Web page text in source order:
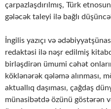
çarpazlaşdırılmış, Türk
gələcək taleyi ilə bağlı
İngilis yazıçı və
redaktəsi ilə nəşr edilmiş
birləşdirən ümumi cəhət
köklənərək qələmə alınması,
aktuallıq daşıması, çağdaş
münasibətdə özünü göstərən